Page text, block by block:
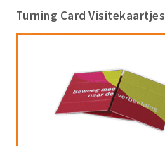
Turning Card Visitekaartjes